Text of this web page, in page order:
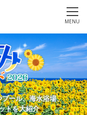
MENU
ール、海水浴場、
トを大紹介